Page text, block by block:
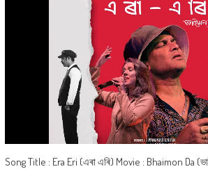
Song Title : Era Eri (এৰা এৰি) Movie : Bhaimon Da